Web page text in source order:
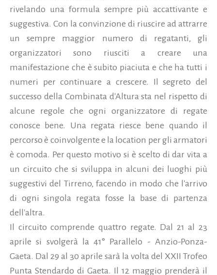
rivelando una formula sempre più accattivante e
suggestiva. Con la convinzione di riuscire ad attrarre
un sempre maggior numero di regatanti, gli
organizzatori sono riusciti a creare una
manifestazione che è subito piaciuta e che ha tutti i
numeri per continuare a crescere. Il segreto del
successo della Combinata d'Altura sta nel rispetto di
alcune regole che ogni organizzatore di regate
conosce bene. Una regata riesce bene quando il
percorso è coinvolgente e la location per gli armatori
è comoda. Per questo motivo si è scelto di dar vita a
un circuito che si sviluppa in alcuni dei luoghi più
suggestivi del Tirreno, facendo in modo che l'arrivo
di ogni singola regata fosse la base di partenza
dell'altra.
Il circuito comprende quattro regate. Dal 21 al 23
aprile si svolgerà la 41° Parallelo - Anzio-Ponza-
Gaeta. Dal 29 al 30 aprile sarà la volta del XXII Trofeo
Punta Stendardo di Gaeta. Il 12 maggio prenderà il